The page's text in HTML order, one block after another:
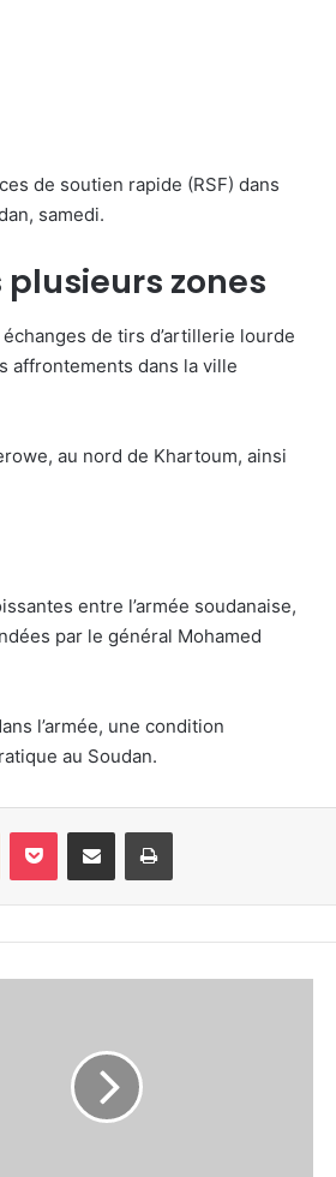
de soutien rapide (RSF) dans
samedi.
zones
de tirs d’artillerie lourde
affrontements dans la ville
au nord de Khartoum, ainsi
entre l’armée soudanaise,
par le général Mohamed
l’armée, une condition
au Soudan.
Odnoklassniki
Pocket Partager par email Imprimer